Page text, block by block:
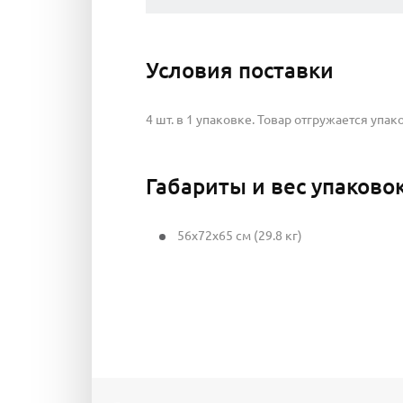
Условия поставки
4 шт. в 1 упаковке. Товар отгружается
Габариты и вес
56x72x65 см (29.8 кг)